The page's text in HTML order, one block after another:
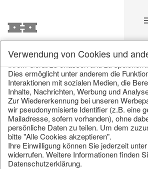
Unsere
Händler
Home/Unsere Produkte für Händler/
Küche & Gedeckter Tisch
Technologien (im Folgenden: Cookies),
Ihrem Gerät zu erfassen und zu speichern.
Dies ermöglicht unter anderem die
Interaktionen mit sozialen Medien, die
Inhalte, Nachrichten, Werbung und
Zur Wiedererkennung bei unseren
wir pseudonymisierte Identifier (z.B. eine
Mailadresse, sofern vorhanden), ohne
persönliche Daten zu teilen. Um dem
bitte "Alle Cookies akzeptieren".
Ihre Einwilligung können Sie jederzeit
widerrufen. Weitere Informationen finden
Datenschutzerklärung.